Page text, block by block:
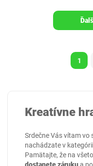
1
Kreatívne
Srdečne Vás vítam vo
nachádzate v kategórii
Pamätajte, že na